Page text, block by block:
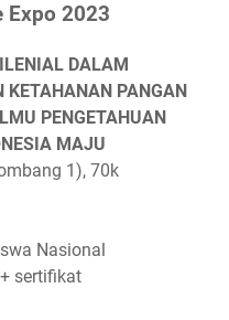
Expo 2023
DALAM
KETAHANAN PANGAN
PENGETAHUAN
MAJU
1), 70k
Nasional
sertifikat